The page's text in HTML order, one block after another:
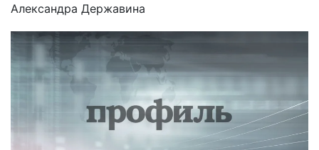
Александра Державина